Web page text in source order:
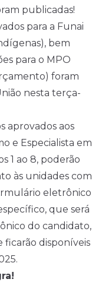
publicadas!
para a Funai
bem
para o MPO
foram
nesta terça-
aprovados aos
e Especialista em
1 ao 8, poderão
às unidades com
eletrônico
que será
do candidato,
ficarão disponíveis
.